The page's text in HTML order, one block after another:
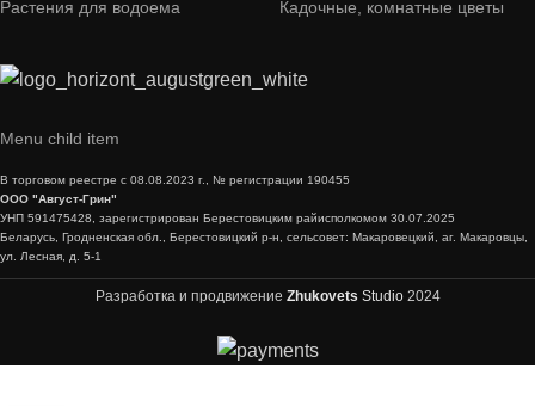
Растения для водоема Кадочные, комнатные цветы
Menu child item
В торговом реестре с 08.08.2023 г., № регистрации 190455
ООО "Август-Грин"
УНП 591475428, зарегистрирован Берестовицким райисполкомом 30.07.2025
Беларусь, Гродненская обл., Берестовицкий р-н, сельсовет: Макаровецкий, аг. Макаровцы,
ул. Лесная, д. 5-1
Разработка и продвижение Zhukovets Studio 2024